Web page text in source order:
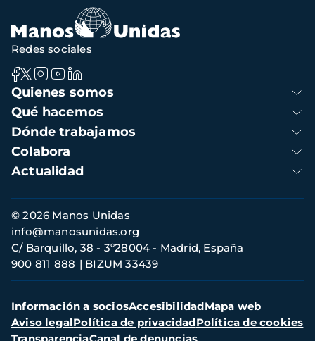
navegación
Navegación
principal
Quienes somos
Qué hacemos
Dónde trabajamos
Colabora
Actualidad
Redes sociales
Información
de
contacto
© 2026 Manos Unidas
C/ Barquillo, 38 - 3º28004 - Madrid, España
900 811 888
BIZUM 33439
info@manosunidas.org
Menú
secundario
Información a sociosAccesibilidadMapa web
Aviso legalPolítica de privacidadPolítica de cookies